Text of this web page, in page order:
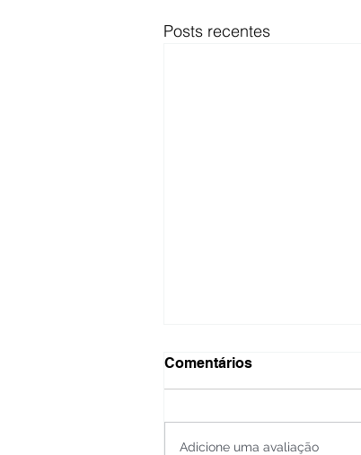
Posts recentes
Comentários
Adicione uma avaliação